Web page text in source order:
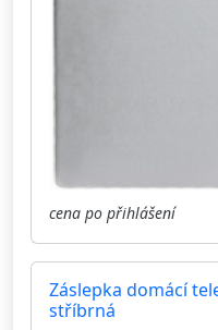
cena po přihlášení
Záslepka domácí
stříbrná